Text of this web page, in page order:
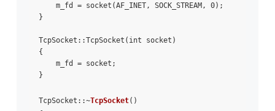
m_fd = socket(AF_INET, SOCK_STREAM, 0);
}
TcpSocket::TcpSocket(int socket)
{
m_fd = socket;
}
TcpSocket::~TcpSocket()